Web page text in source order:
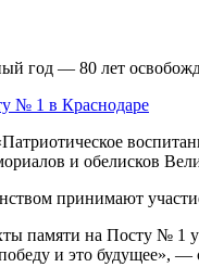
год — 80 лет
и обелисков
принимают
памяти на Посту № 1
и это будущее»,